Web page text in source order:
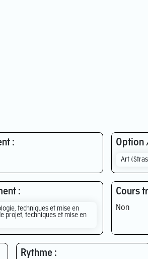
: Option
Art
:
techniques et mise en
projet, techniques et mise en
Cours
Non
Rythme :